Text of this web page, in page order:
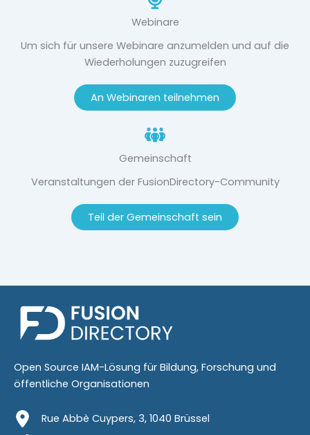
Webinare
Um sich für unsere Webinare anzumelden und auf die
Wiederholungen zuzugreifen
An Webinaren teilnehmen
Gemeinschaft
Veranstaltungen der FusionDirectory-Community
Teil der Gemeinschaft sein
Open Source IAM-Lösung für Bildung, Forschung und
öffentliche Organisationen
Rue Abbè Cuypers, 3, 1040 Brüssel